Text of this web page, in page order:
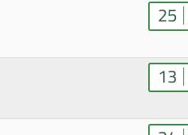
25
13